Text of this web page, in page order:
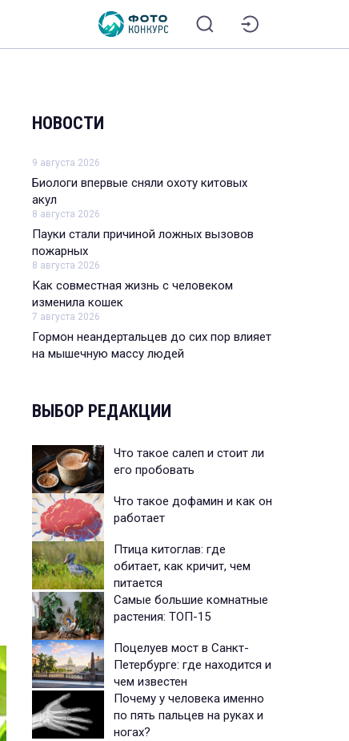
НОВОСТИ
9 августа 2026
Биологи впервые сняли охоту китовых
акул
8 августа 2026
Пауки стали причиной ложных вызовов
пожарных
8 августа 2026
Как совместная жизнь с человеком
изменила кошек
7 августа 2026
Гормон неандертальцев до сих пор влияет
на мышечную массу людей
ВЫБОР РЕДАКЦИИ
Что такое салеп и стоит ли
его пробовать
Что такое дофамин и как он
работает
Птица китоглав: где
обитает, как кричит, чем
питается
Самые большие комнатные
растения: ТОП-15
Поцелуев мост в Санкт-
Петербурге: где находится и
чем известен
Почему у человека именно
по пять пальцев на руках и
ногах?